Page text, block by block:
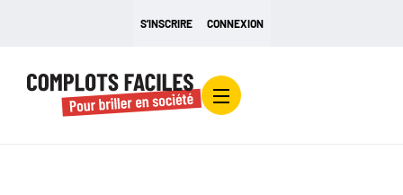
S’INSCRIRE CONNEXION